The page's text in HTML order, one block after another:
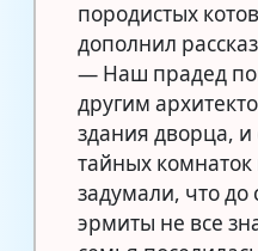
породистых
дополнил
— Наш прадед
другим
здания дворца, и
тайных
задумали, что до
эрмиты не все